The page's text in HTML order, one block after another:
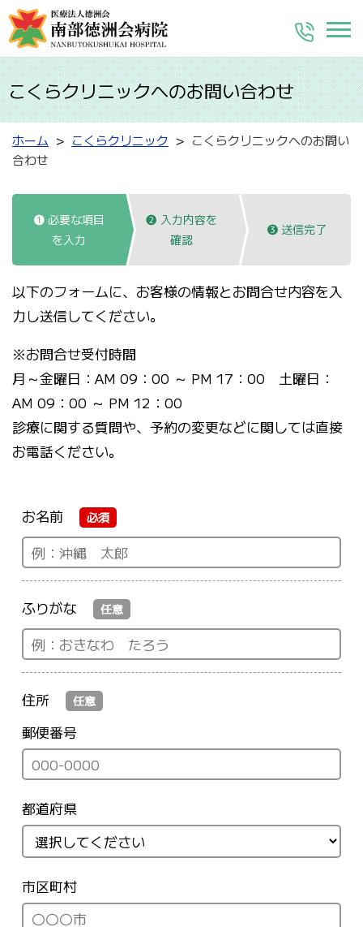
こくらクリニックへのお問い合わせ
ホーム こくらクリニック
こくらクリニックへのお問い
合わせ
❶ 必要な項目
を入力
❷ 入力内容を
確認
❸ 送信完了
以下のフォームに、お客様の情報とお問合せ内容を入
力し送信してください。
※お問合せ受付時間
月～金曜日：AM 09：00 ～ PM 17：00 土曜日：
AM 09：00 ～ PM 12：00
診療に関する質問や、予約の変更などに関しては直接
お電話ください。
お名前 必須
ふりがな 任意
住所 任意
郵便番号
都道府県
市区町村